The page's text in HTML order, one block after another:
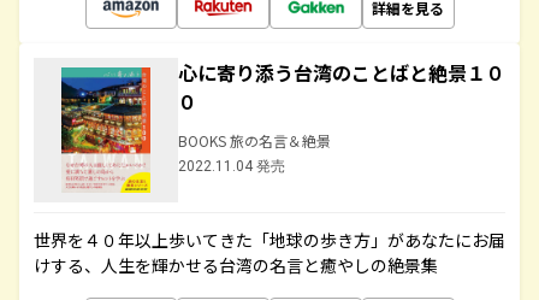
詳細を見る
心に寄り添う台湾のことばと絶景１０
０
BOOKS 旅の名言＆絶景
2022.11.04 発売
世界を４０年以上歩いてきた「地球の歩き方」があなたにお届
けする、人生を輝かせる台湾の名言と癒やしの絶景集